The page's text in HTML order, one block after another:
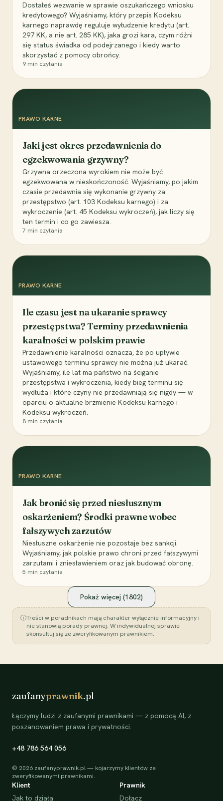
Dostałeś wezwanie w sprawie oszukańczego wniosku
kredytowego? Wyjaśniamy, który przepis Kodeksu
karnego naprawdę reguluje wyłudzenie kredytu (art.
297 KK, a nie art. 285 KK), jaka grozi kara, czym różni
się status świadka od podejrzanego i kiedy warto
skorzystać z pomocy obrońcy.
9 min czytania
PRAWO KARNE
Jaki jest okres przedawnienia do
egzekwowania grzywny?
Grzywna orzeczona wyrokiem nie może być
egzekwowana w nieskończoność. Wyjaśniamy, po jakim
czasie przedawnia się wykonanie grzywny za
przestępstwo (art. 103 Kodeksu karnego) i za
wykroczenie (art. 45 Kodeksu wykroczeń), jak liczy się
ten termin i co go zawiesza.
7 min czytania
PRAWO KARNE
Ile czasu jest na ukaranie sprawcy
przestępstwa? Terminy przedawnienia
karalności w polskim prawie
Przedawnienie karalności oznacza, że po upływie
ustawowego terminu sprawcy nie można już ukarać.
Wyjaśniamy, ile lat ma państwo na ściganie
przestępstwa i wykroczenia, kiedy bieg terminu się
wydłuża i które czyny nie przedawniają się nigdy — w
oparciu o aktualne brzmienie Kodeksu karnego i
Kodeksu wykroczeń.
8 min czytania
PRAWO KARNE
Jak bronić się przed niesłusznym
oskarżeniem? Środki prawne wobec
fałszywych zarzutów
Niesłuszne oskarżenie nie pozostaje bez sankcji.
Wyjaśniamy, jak polskie prawo chroni przed fałszywymi
zarzutami i zniesławieniem oraz jak budować obronę.
5 min czytania
Pokaż więcej (1802)
ⓘTreści w poradnikach mają charakter wyłącznie informacyjny i
nie stanowią porady prawnej. W indywidualnej sprawie
skonsultuj się ze zweryfikowanym prawnikiem.
zaufanyprawnik.pl
Łączymy ludzi z zaufanymi prawnikami — z pomocą AI, z
poszanowaniem prawa i prywatności.
+48 786 564 056
© 2026 zaufanyprawnik.pl — kojarzymy klientów ze
zweryfikowanymi prawnikami.
Klient
Jak to działa
Prawnik
Dołącz